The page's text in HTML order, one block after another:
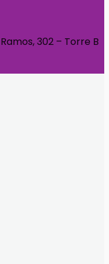
302 – Torre B